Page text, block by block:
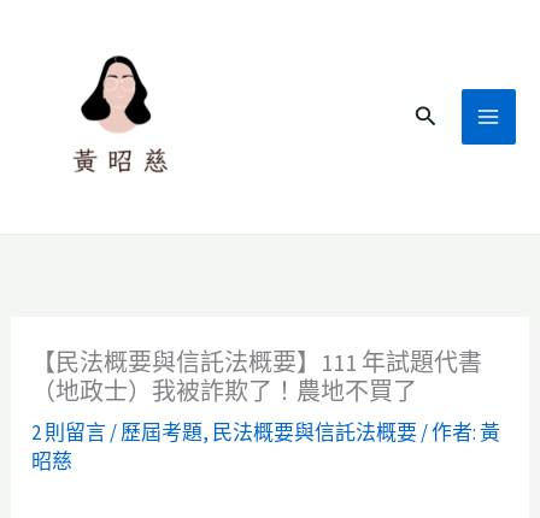
搜
【民法概要與信託法概要】111 年試題代書
（地政士）我被詐欺了！農地不買了
2 則留言/歷屆考題, 民法概要與信託法概要 / 作者:黃
昭慈